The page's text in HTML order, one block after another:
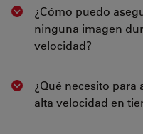
Show answer
¿Cómo puedo
ninguna imagen
velocidad?
Show answer
¿Qué necesito
alta velocidad en